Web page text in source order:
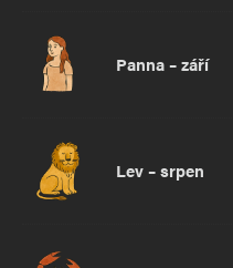
Panna – září
Lev – srpen